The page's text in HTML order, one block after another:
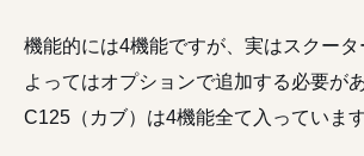
機能的には4機能ですが、実はスクータ
よってはオプションで追加する必要が
C125（カブ）は4機能全て入っています